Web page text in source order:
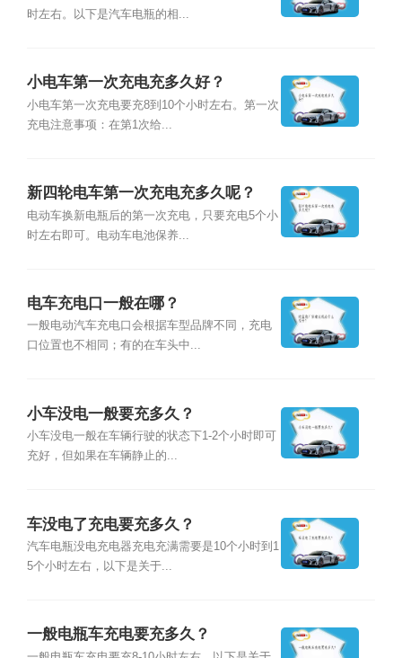
时左右。以下是汽车电瓶的相...
小电车第一次充电充多久好？
小电车第一次充电要充8到10个小时左右。第一次
充电注意事项：在第1次给...
新四轮电车第一次充电充多久呢？
电动车换新电瓶后的第一次充电，只要充电5个小
时左右即可。电动车电池保养...
电车充电口一般在哪？
一般电动汽车充电口会根据车型品牌不同，充电
口位置也不相同；有的在车头中...
小车没电一般要充多久？
小车没电一般在车辆行驶的状态下1-2个小时即可
充好，但如果在车辆静止的...
车没电了充电要充多久？
汽车电瓶没电充电器充电充满需要是10个小时到1
5个小时左右，以下是关于...
一般电瓶车充电要充多久？